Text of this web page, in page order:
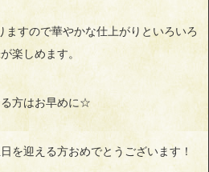
ますので華やかな仕上がりといろいろ
楽しめます。
方はお早めに☆
を迎える方おめでとうございます！